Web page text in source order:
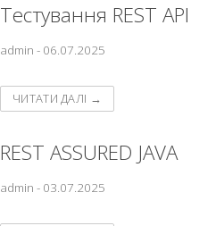
Тестування REST API
admin - 06.07.2025
ЧИТАТИ ДАЛІ →
REST ASSURED JAVA
admin - 03.07.2025